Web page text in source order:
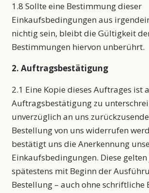
1.8 Sollte eine Bestimmung dieser
Einkaufsbedingungen aus
nichtig sein, bleibt die Gültigkeit
Bestimmungen hiervon unberührt.
2. Auftragsbestätigung
2.1 Eine Kopie dieses Auftrages ist
Auftragsbestätigung zu
unverzüglich an uns
Bestellung von uns widerrufen
bestätigt uns die Anerkennung
Einkaufsbedingungen. Diese
spätestens mit Beginn der
Bestellung – auch ohne schriftliche